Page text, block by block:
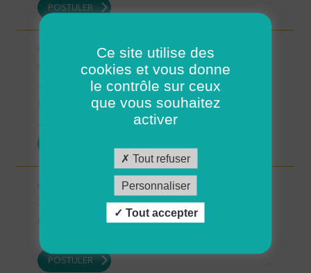
POSTULER
Auxiliaire de Vie/Accompagnant Educatif et Social
sur ROSCOFF (H/F)
29 - Finistère
Possibilité de CDI ou CDD
Auxiliaire de vie sociale - secteur Estang (H/F)
19/12/2025
POSTULER
Ce site utilise des
cookies et vous donne
le contrôle sur ceux
que vous souhaitez
activer
Tout refuser
Personnaliser
Tout accepter